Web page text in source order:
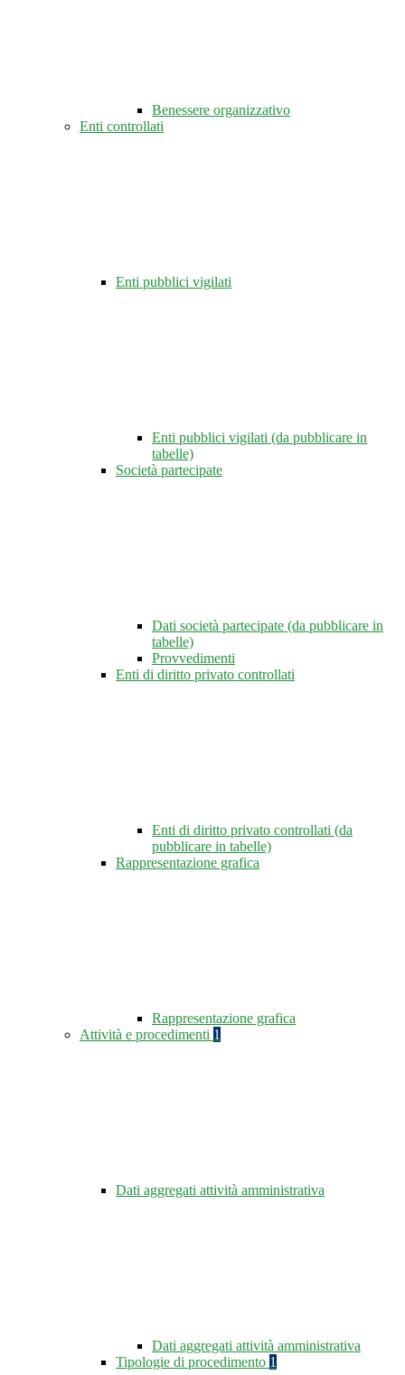
Benessere organizzativo
Enti controllati
Enti pubblici vigilati
Enti pubblici vigilati (da pubblicare in
tabelle)
Società partecipate
Dati società partecipate (da pubblicare in
tabelle)
Provvedimenti
Enti di diritto privato controllati
Enti di diritto privato controllati (da
pubblicare in tabelle)
Rappresentazione grafica
Rappresentazione grafica
Attività e procedimenti 1
Dati aggregati attività amministrativa
Dati aggregati attività amministrativa
Tipologie di procedimento 1